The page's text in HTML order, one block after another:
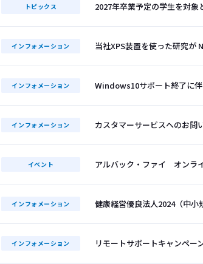
トピックス 2027年卒業予定の学生を対
インフォメーション 当社XPS装置を使った研究が
インフォメーション Windows10サポート終了に
インフォメーション カスタマーサービスへのお問
イベント アルバック・ファイ オンラ
インフォメーション 健康経営優良法人2024（中
インフォメーション リモートサポートキャンペ